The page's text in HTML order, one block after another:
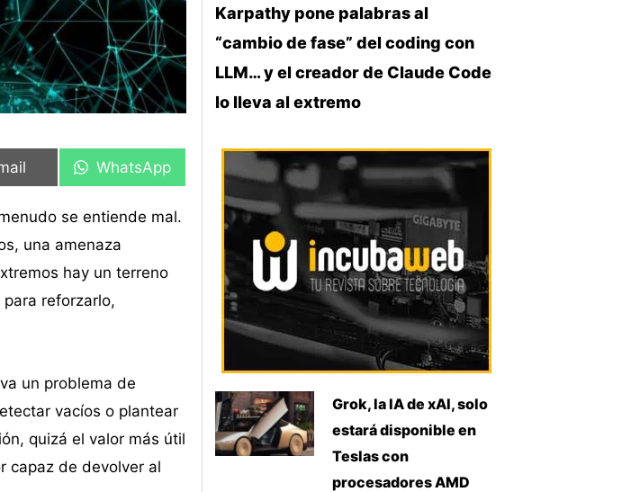
en
WhatsApp
se entiende mal.
una amenaza
hay un terreno
reforzarlo,
un problema de
vacíos o plantear
quizá el valor más útil
capaz de devolver al
en
Karpathy pone palabras al
“cambio de fase” del coding con
LLM… y el creador de Claude Code
lo lleva al extremo
Grok, la IA de xAI, solo
estará disponible en
Teslas con
procesadores AMD